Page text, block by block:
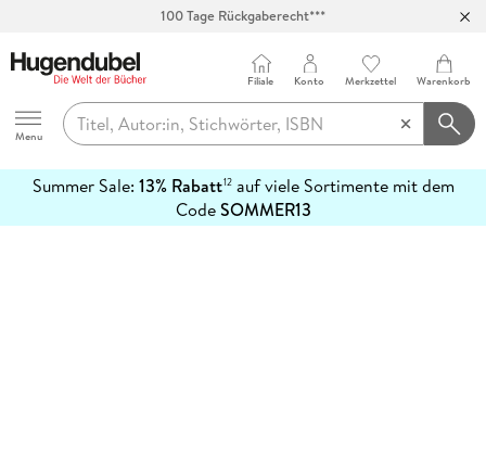
100 Tage Rückgaberecht***
Hugendubel
Menu
Filiale Konto Merkzettel Warenkorb
Summer Sale: 13% Rabatt12auf viele Sortimente mit dem
CodeSOMMER13
erfahren